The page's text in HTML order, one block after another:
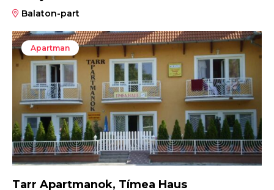
Balaton-part
Apartman
Tarr Apartmanok, Tímea Haus